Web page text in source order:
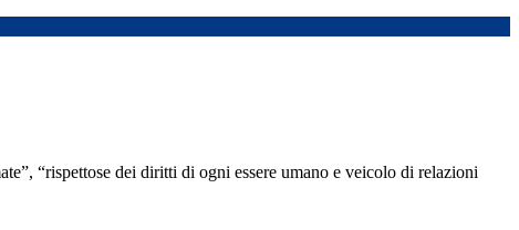
“rispettose dei diritti di ogni essere umano e veicolo di relazioni